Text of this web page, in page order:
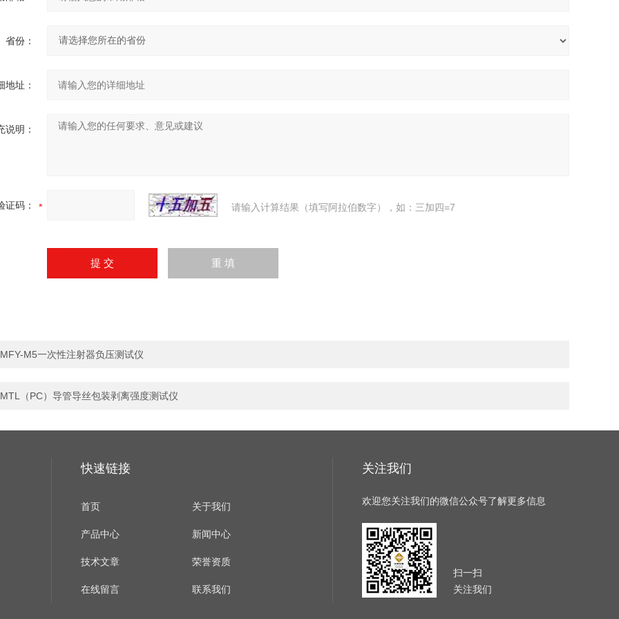
省份：
地址：
说明：
证码： 请输入计算结果（填写阿拉伯数字），如：三加四=7
MFY-M5一次性注射器负压测试仪
MTL（PC）导管导丝包装剥离强度测试仪
快速链接
首页 关于我们
产品中心 新闻中心
技术文章 荣誉资质
在线留言 联系我们
关注我们
欢迎您关注我们的微信公众号了解更多信息
扫一扫
关注我们